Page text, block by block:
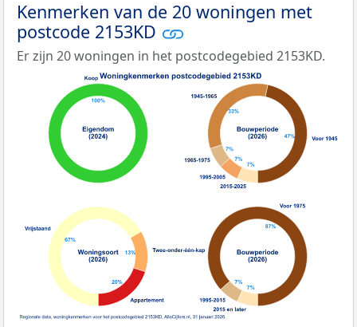
Kenmerken van de 20 woningen met
postcode 2153KD
Er zijn 20 woningen in het postcodegebied 2153KD.